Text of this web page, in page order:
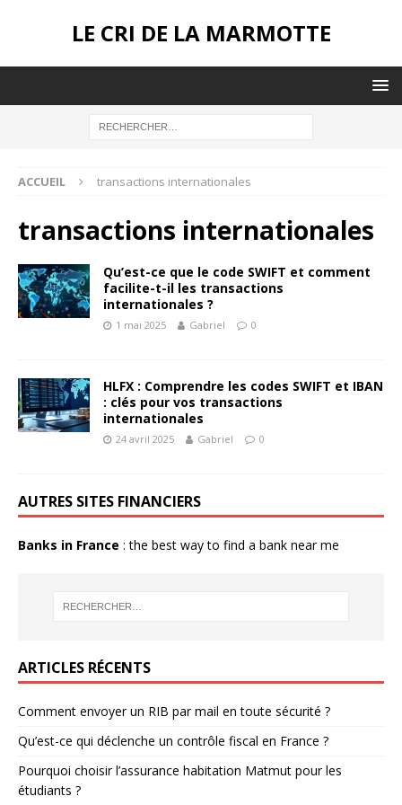
LE CRI DE LA MARMOTTE
ACCUEIL transactions internationales
transactions internationales
Qu’est-ce que le code SWIFT et comment
facilite-t-il les transactions
internationales ?
1 mai 2025 Gabriel 0
HLFX : Comprendre les codes SWIFT et IBAN
: clés pour vos transactions
internationales
24 avril 2025 Gabriel 0
AUTRES SITES FINANCIERS
Banks in France : the best way to find a bank near me
ARTICLES RÉCENTS
Comment envoyer un RIB par mail en toute sécurité ?
Qu’est-ce qui déclenche un contrôle fiscal en France ?
Pourquoi choisir l’assurance habitation Matmut pour les
étudiants ?